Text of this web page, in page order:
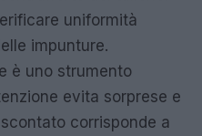
uniformità
impunture.
è uno strumento
evita sorprese e
corrisponde a